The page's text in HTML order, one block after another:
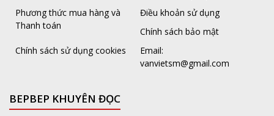
Phương thức mua hàng và
Thanh toán
Điều khoản sử dụng
Chính sách bảo mật
Chính sách sử dụng cookies
Email:
vanvietsm@gmail.com
BEPBEP KHUYÊN ĐỌC